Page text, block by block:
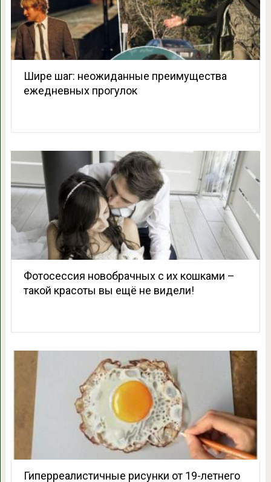
Шире шаг: неожиданные преимущества
ежедневных прогулок
Фотосессия новобрачных с их кошками –
такой красоты вы ещё не видели!
Гиперреалистичные рисунки от 19-летнего